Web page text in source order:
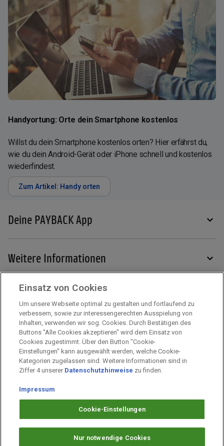
Handyortung: Orte dein Smartphone kostenlos
Willst du dein Smartphone kostenlos orten? Hier erfährst du,
wie du dein Android-Gerät oder iPhone schnell und kostenlos
wiederfindest.
Zum Artikel: Handy orten
Deine PAYBACK App
Weitere Informationen
Mehr zu PAYBACK
Impressum
Arbeiten bei PAYBACK
Datenschutz
Einsatz von Cookies
Um unsere Webseite optimal zu gestalten und fortlaufend zu
verbessern, sowie zur interessengerechten Ausspielung von
Inhalten, verwenden wir sog. Cookies. Durch Bestätigen des
Buttons "Alle Cookies akzeptieren" wird dem Einsatz von
Cookies zugestimmt. Über den Button "Cookie-
Einstellungen" kann ausgewählt werden, welche Cookie-
Kategorien zugelassen sind. Weitere Informationen sind in
Ziffer 4 unserer Datenschutzhinweise zu finden.
Impressum
Cookie-Einstellungen
Nur notwendige Cookies